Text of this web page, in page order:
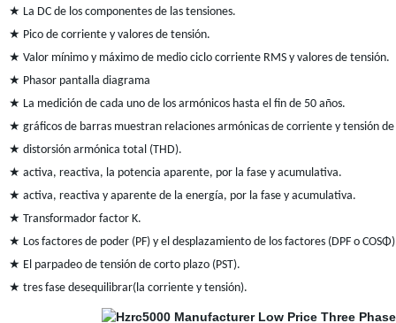
★ La DC de los componentes de las tensiones.
★ Pico de corriente y valores de tensión.
★ Valor mínimo y máximo de medio ciclo corriente RMS y valores de tensión.
★ Phasor pantalla diagrama
★ La medición de cada uno de los armónicos hasta el fin de 50 años.
★ gráficos de barras muestran relaciones armónicas de corriente y tensión de
★ distorsión armónica total (THD).
★ activa, reactiva, la potencia aparente, por la fase y acumulativa.
★ activa, reactiva y aparente de la energía, por la fase y acumulativa.
★ Transformador factor K.
★ Los factores de poder (PF) y el desplazamiento de los factores (DPF o
★ El parpadeo de tensión de corto plazo (PST).
★ tres fase desequilibrar(la corriente y tensión).